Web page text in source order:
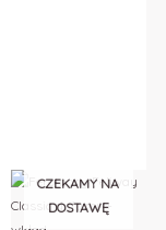
CZEKAMY NA
DOSTAWĘ